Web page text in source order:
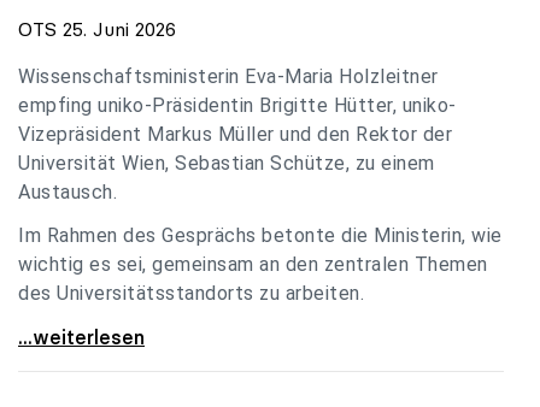
OTS 25. Juni 2026
Wissenschaftsministerin Eva-Maria Holzleitner
empfing uniko-Präsidentin Brigitte Hütter, uniko-
Vizepräsident Markus Müller und den Rektor der
Universität Wien, Sebastian Schütze, zu einem
Austausch.
Im Rahmen des Gesprächs betonte die Ministerin, wie
wichtig es sei, gemeinsam an den zentralen Themen
des Universitätsstandorts zu arbeiten.
Holzleitner empfing uniko-Spitze zum Austausch
...weiterlesen